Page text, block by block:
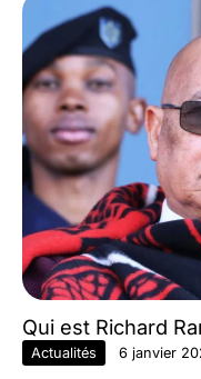
Qui est Richard
Actualités 6 janvier